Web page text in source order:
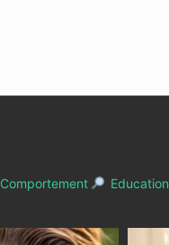
Comportement Education